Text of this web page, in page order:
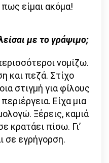
είμαι ακόμα!
με το γράψιμο;
νομίζω.
και πεζά. Στίχο
στιγμή για φίλους
Είχα μια
Ξέρεις, καμιά
κρατάει πίσω. Γι’
σε εγρήγορση.